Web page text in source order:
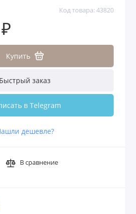
Код товара: 43820
Купить
Быстрый заказ
в Telegram
дешевле?
В сравнение